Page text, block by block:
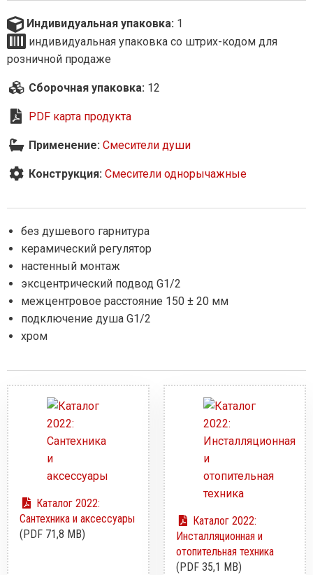
Индивидуальная упаковка: 1
индивидуальная упаковка со штрих-кодом для
розничной продаже
Сборочная упаковка: 12
PDF карта продукта
Применение: Смесители души
Конструкция: Смесители однорычажные
без душевого гарнитура
керамический регулятор
настенный монтаж
эксцентрический подвод G1/2
межцентровое расстояние 150 ± 20 мм
подключение душа G1/2
хром
Каталог 2022:
Сантехника и аксессуары
(PDF 71,8 MB)
Каталог 2022:
Инсталляционная и
отопительная техника
(PDF 35,1 MB)